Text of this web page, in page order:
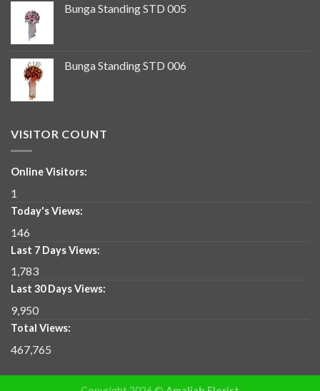
Bunga Standing STD 005
Bunga Standing STD 006
VISITOR COUNT
Online Visitors:
1
Today's Views:
146
Last 7 Days Views:
1,783
Last 30 Days Views:
9,950
Total Views:
467,765